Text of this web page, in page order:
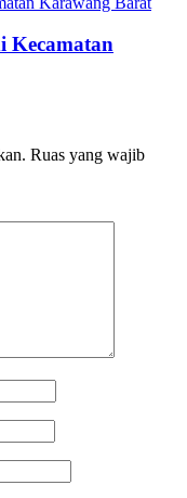
Kecamatan
Ruas yang wajib